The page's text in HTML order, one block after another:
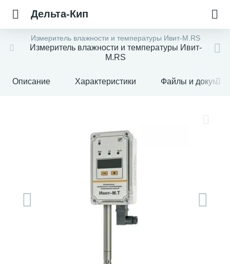
Дельта-Кип
Измеритель влажности и температуры Ивит-М.RS
Измеритель влажности и температуры Ивит-
М.RS
Описание Характеристики Файлы и